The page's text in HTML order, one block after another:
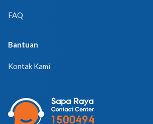
FAQ
Bantuan
Kontak Kami